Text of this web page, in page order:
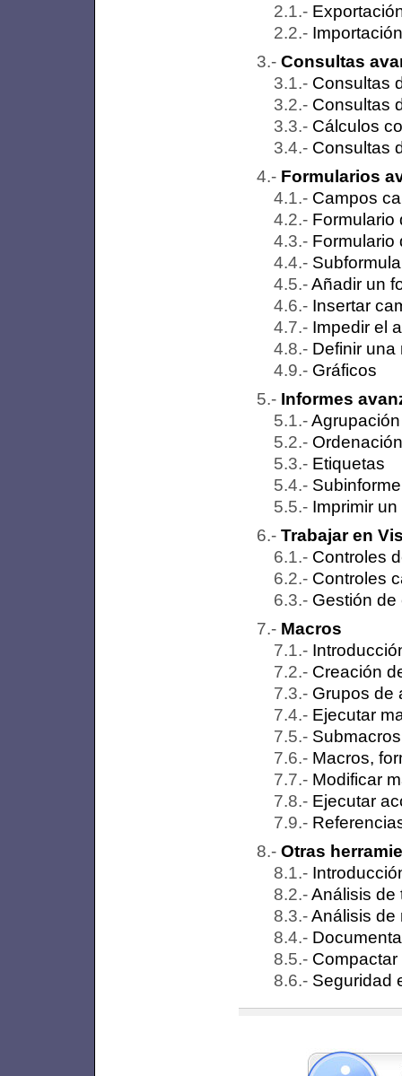
Consultas
Consultas
Consultas
Cálculos
Consultas
Formularios
Campos
Formulario
Formulario
Añadir un
Insertar
Impedir el
Definir una
Gráficos
Informes
Etiquetas
Subinforme
Imprimir
Trabajar en
Controles
Controles
Gestión de
Macros
Creación
Grupos de
Ejecutar
Submacros
Macros,
Modificar
Ejecutar
Otras
Análisis de
Análisis de
Seguridad